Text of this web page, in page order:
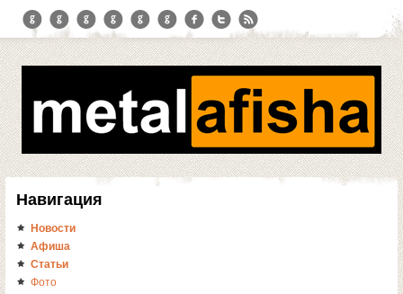
Навигация
Новости
Афиша
Статьи
Фото